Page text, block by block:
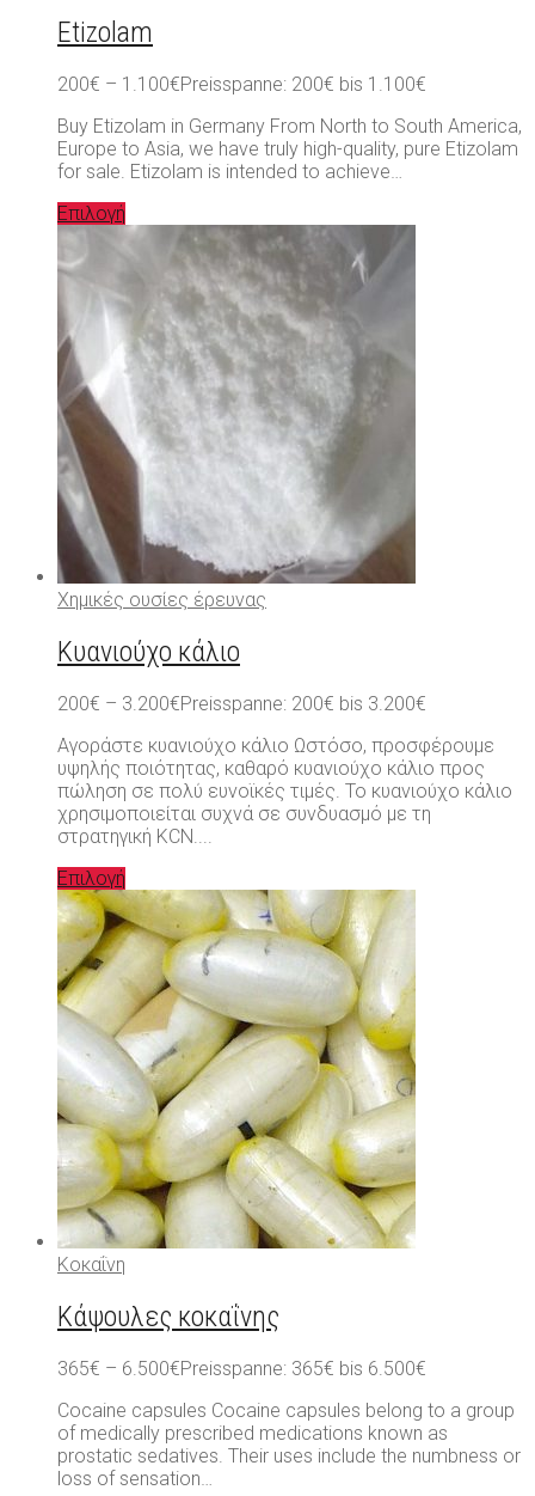
Etizolam
200€ – 1.100€Preisspanne: 200€ bis 1.100€
Buy Etizolam in Germany From North to South America,
Europe to Asia, we have truly high-quality, pure Etizolam
for sale. Etizolam is intended to achieve…
Επιλογή
Χημικές ουσίες έρευνας
Κυανιούχο κάλιο
200€ – 3.200€Preisspanne: 200€ bis 3.200€
Αγοράστε κυανιούχο κάλιο Ωστόσο, προσφέρουμε
υψηλής ποιότητας, καθαρό κυανιούχο κάλιο προς
πώληση σε πολύ ευνοϊκές τιμές. Το κυανιούχο κάλιο
χρησιμοποιείται συχνά σε συνδυασμό με τη
στρατηγική KCN....
Επιλογή
Κοκαΐνη
Κάψουλες κοκαΐνης
365€ – 6.500€Preisspanne: 365€ bis 6.500€
Cocaine capsules Cocaine capsules belong to a group
of medically prescribed medications known as
prostatic sedatives. Their uses include the numbness or
loss of sensation…